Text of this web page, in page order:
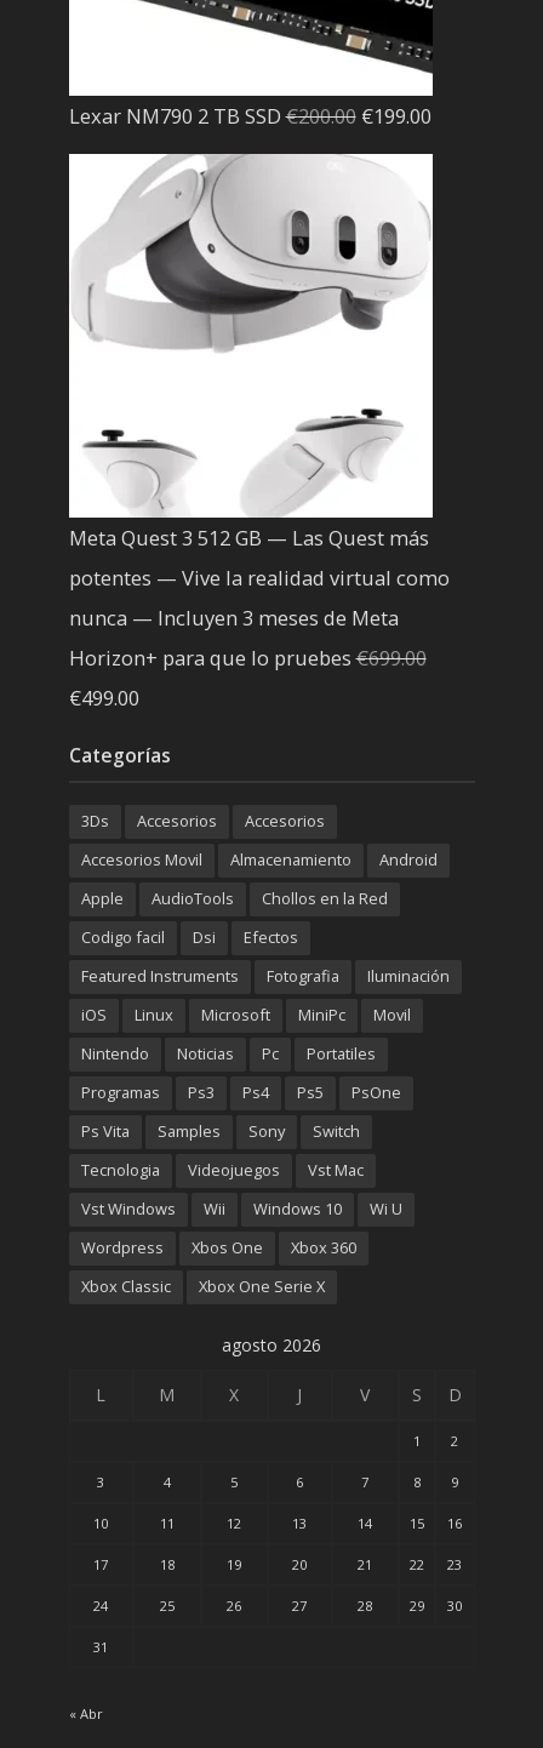
Lexar NM790 2 TB SSD€200.00 El
precio
original
era:
€200.00.
€199.00El
precio
es:
Meta Quest 3 512 GB — Las Quest más
potentes — Vive la realidad virtual como
nunca — Incluyen 3 meses de Meta
Horizon+ para que lo pruebes€699.00
El
original
era:
€699.00.
€499.00El
es:
€499.00.
Categorías
3Ds Accesorios
Accesorios
Accesorios Movil
Almacenamiento
Android
Apple
AudioTools
Chollos en la Red
Codigo facil
Dsi
Efectos
Featured Instruments
Fotografia
Iluminación
iOS
Linux Microsoft MiniPc
Movil
Nintendo
Noticias Pc
Portatiles
Programas
Ps3 Ps4 Ps5
PsOne
Ps Vita
Samples Sony
Switch
Tecnologia
Videojuegos
Vst Mac
Vst Windows
Wii Windows 10
Wi U
Wordpress
Xbos One
Xbox 360
Xbox Classic
Xbox One Serie X
agosto 2026
L M X J V S D
1 2
3 4 5 6 7 8 9
10 11 12 13 14 15 16
17 18 19 20 21 22 23
24 25 26 27 28 29 30
31
« Abr